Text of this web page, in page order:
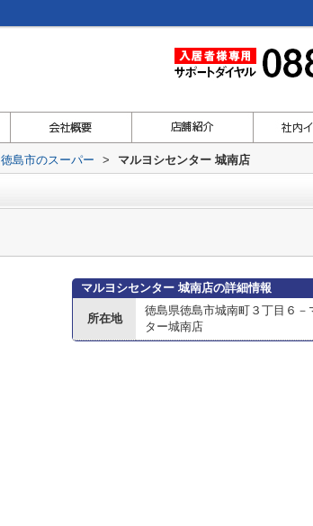
徳島市のスーパー > マルヨシセンター 城南店
マルヨシセンター 城南店の詳細情報
所在地
徳島県徳島市城南町３丁目６－
ター城南店